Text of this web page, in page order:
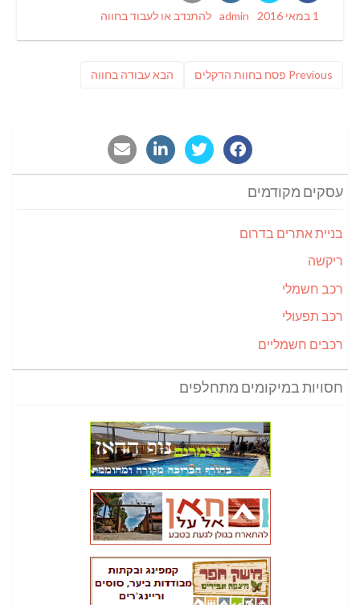
Posted1 במאי 2016 Author
admin
Categories
להתנדב או לעבוד בחווה
Previous
Previous
פסח בחוות הדקלים הבאפוסט
עבודה בחווה
עסקים מקודמים
בניית אתרים בדרום
ריקשה
רכב חשמלי
רכב תפעולי
רכבים חשמליים
חסויות במיקומים מתחלפים